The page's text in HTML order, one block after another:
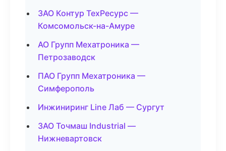
ЗАО Контур ТехРесурс —
Комсомольск-на-Амуре
АО Групп Мехатроника —
Петрозаводск
ПАО Групп Мехатроника —
Симферополь
Инжиниринг Line Лаб — Сургут
ЗАО Точмаш Industrial —
Нижневартовск